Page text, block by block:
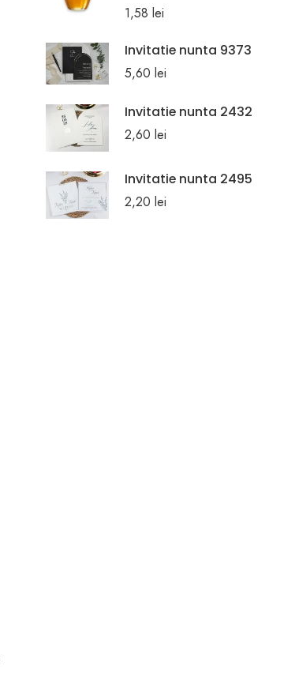
1,58 lei
Invitatie nunta 9373
5,60 lei
Invitatie nunta 2432
2,60 lei
Invitatie nunta 2495
2,20 lei